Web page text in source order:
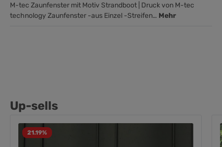
M-tec Zaunfenster mit Motiv Strandboot | Druck von M-tec
technology Zaunfenster -aus Einzel -Streifen… Mehr
Up-sells
21.19%